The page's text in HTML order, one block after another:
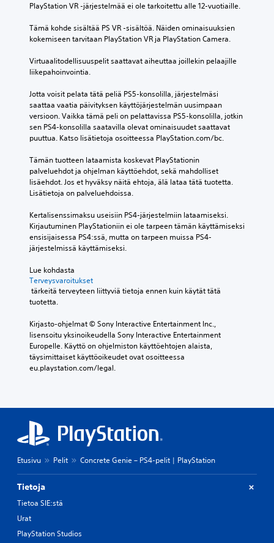
PlayStation VR -järjestelmää ei ole tarkoitettu alle 12-vuotiaille.
Tämä kohde sisältää PS VR ‑sisältöä. Näiden ominaisuuksien
kokemiseen tarvitaan PlayStation VR ja PlayStation Camera.
Virtuaalitodellisuuspelit saattavat aiheuttaa joillekin pelaajille
liikepahoinvointia.
Jotta voisit pelata tätä peliä PS5-konsolilla, järjestelmäsi
saattaa vaatia päivityksen käyttöjärjestelmän uusimpaan
versioon. Vaikka tämä peli on pelattavissa PS5-konsolilla, jotkin
sen PS4-konsolilla saatavilla olevat ominaisuudet saattavat
puuttua. Katso lisätietoja osoitteessa PlayStation.com/bc.
Tämän tuotteen lataamista koskevat PlayStationin
palveluehdot ja ohjelman käyttöehdot, sekä mahdolliset
lisäehdot. Jos et hyväksy näitä ehtoja, älä lataa tätä tuotetta.
Lisätietoja on palveluehdoissa.
Kertalisenssimaksu useisiin PS4-järjestelmiin lataamiseksi.
Kirjautuminen PlayStationiin ei ole tarpeen tämän käyttämiseksi
ensisijaisessa PS4:ssä, mutta on tarpeen muissa PS4-
järjestelmissä käyttämiseksi.
Lue kohdasta
Terveysvaroitukset
tuotetta.
Kirjasto-ohjelmat © Sony Interactive Entertainment Inc.,
lisensoitu yksinoikeudella Sony Interactive Entertainment
Europelle. Käyttö on ohjelmiston käyttöehtojen alaista,
täysimittaiset käyttöoikeudet ovat osoitteessa
eu.playstation.com/legal.
Etusivu Pelit Concrete Genie – PS4-pelit | PlayStation
Tietoja
Tietoa SIE:stä
Urat
PlayStation Studios